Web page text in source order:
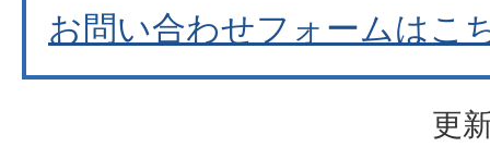
お問い合わせフォームはこ
更